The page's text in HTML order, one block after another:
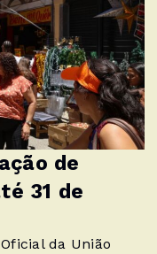
de
31 de
da União